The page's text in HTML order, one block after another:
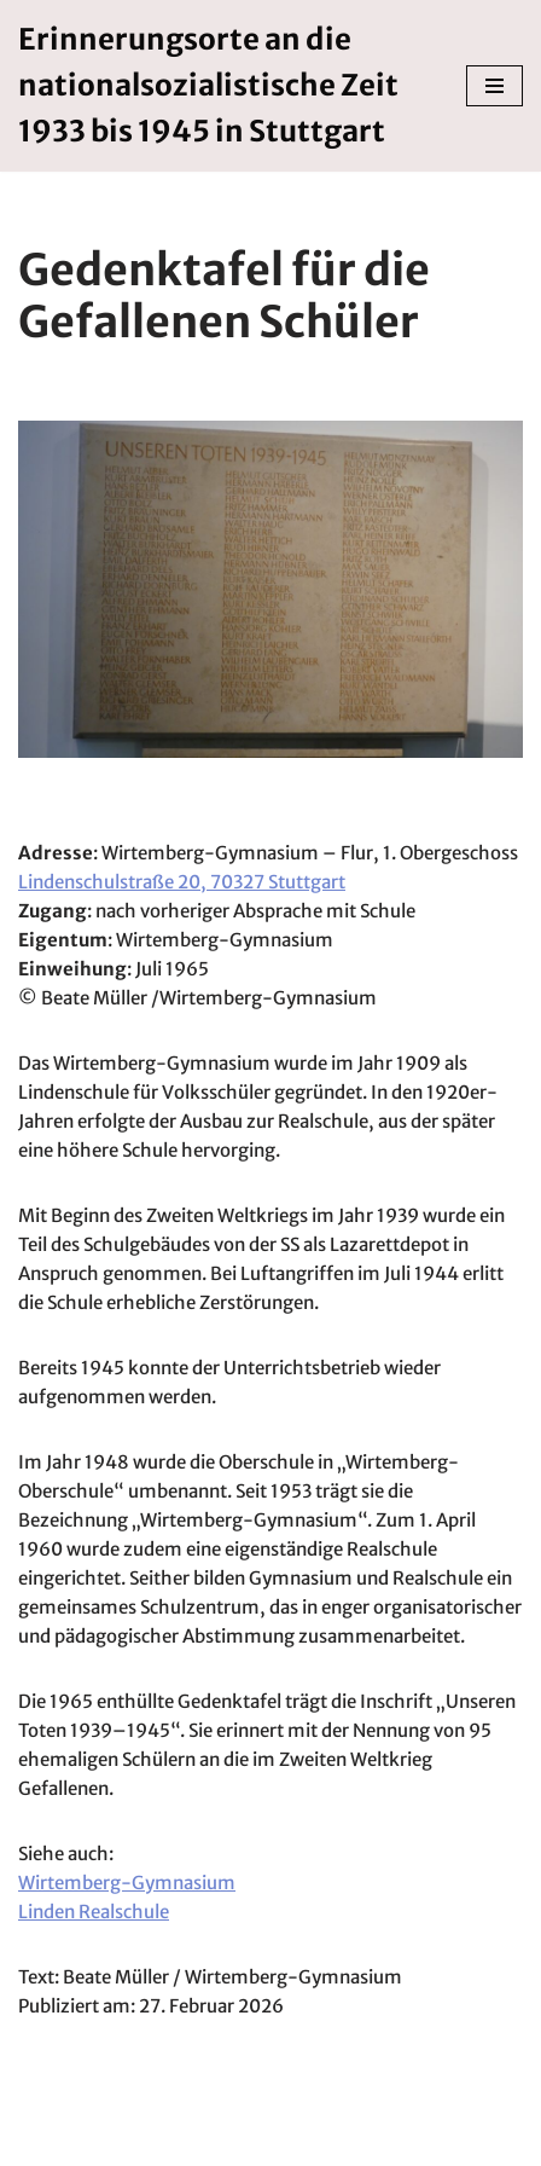
Inhalt
springen
Erinnerungsorte an die
nationalsozialistische Zeit
1933 bis 1945 in Stuttgart
Gedenktafel für die
Gefallenen Schüler
Adresse: Wirtemberg-Gymnasium – Flur, 1. Obergeschoss
Lindenschulstraße 20, 70327 Stuttgart
Zugang: nach vorheriger Absprache mit Schule
Eigentum: Wirtemberg-Gymnasium
Einweihung: Juli 1965
© Beate Müller /Wirtemberg-Gymnasium
Das Wirtemberg-Gymnasium wurde im Jahr 1909 als
Lindenschule für Volksschüler gegründet. In den 1920er-
Jahren erfolgte der Ausbau zur Realschule, aus der später
eine höhere Schule hervorging.
Mit Beginn des Zweiten Weltkriegs im Jahr 1939 wurde ein
Teil des Schulgebäudes von der SS als Lazarettdepot in
Anspruch genommen. Bei Luftangriffen im Juli 1944 erlitt
die Schule erhebliche Zerstörungen.
Bereits 1945 konnte der Unterrichtsbetrieb wieder
aufgenommen werden.
Im Jahr 1948 wurde die Oberschule in „Wirtemberg-
Oberschule“ umbenannt. Seit 1953 trägt sie die
Bezeichnung „Wirtemberg-Gymnasium“. Zum 1. April
1960 wurde zudem eine eigenständige Realschule
eingerichtet. Seither bilden Gymnasium und Realschule ein
gemeinsames Schulzentrum, das in enger organisatorischer
und pädagogischer Abstimmung zusammenarbeitet.
Die 1965 enthüllte Gedenktafel trägt die Inschrift „Unseren
Toten 1939–1945“. Sie erinnert mit der Nennung von 95
ehemaligen Schülern an die im Zweiten Weltkrieg
Gefallenen.
Siehe auch:
Wirtemberg-Gymnasium
Linden Realschule
Text: Beate Müller / Wirtemberg-Gymnasium
Publiziert am: 27. Februar 2026